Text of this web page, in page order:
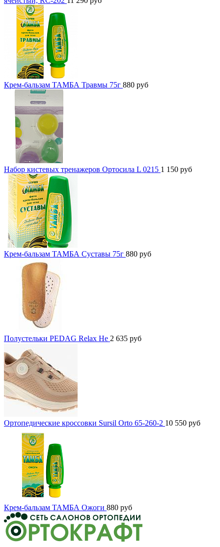
Крем-бальзам ТАМБА Травмы 75г 880 руб
Набор кистевых тренажеров Ортосила L 0215 1 150 руб
Крем-бальзам ТАМБА Суставы 75г 880 руб
Полустельки PEDAG Relax He 2 635 руб
Ортопедические кроссовки Sursil Orto 65-260-2 10 550 руб
Крем-бальзам ТАМБА Ожоги 880 руб